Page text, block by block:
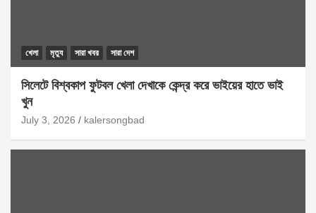
খেলা মৃত্যু সারা খবর সারা দেশ
সিলেটে বিশ্বকাপ ফুটবল খেলা দেখাকে কেন্দ্র করে ভাইয়ের হাতে ভাই
খুন
July 3, 2026 kalersongbad